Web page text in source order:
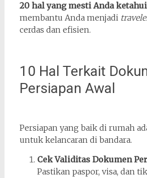
20 hal yang mesti Anda ketahui
membantu Anda menjadi
cerdas dan efisien.
10 Hal Terkait
Persiapan Awal
Persiapan yang baik di rumah
untuk kelancaran di bandara.
Cek Validitas Dokumen
Pastikan paspor, visa, dan